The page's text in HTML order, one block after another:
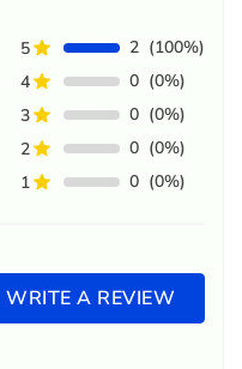
5 2 (100%)
4
0 (0%)
3
0 (0%)
2
0 (0%)
1
0 (0%)
WRITE A REVIEW